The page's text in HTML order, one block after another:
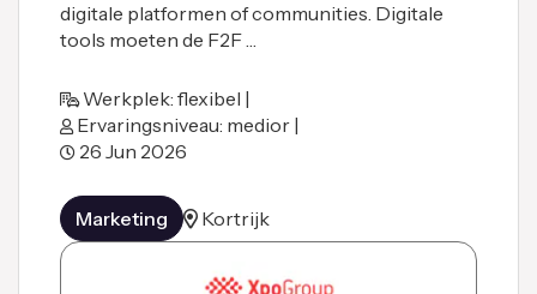
digitale platformen of communities. Digitale
tools moeten de F2F …
Werkplek: flexibel |
Ervaringsniveau: medior |
26 Jun 2026
Marketing Kortrijk